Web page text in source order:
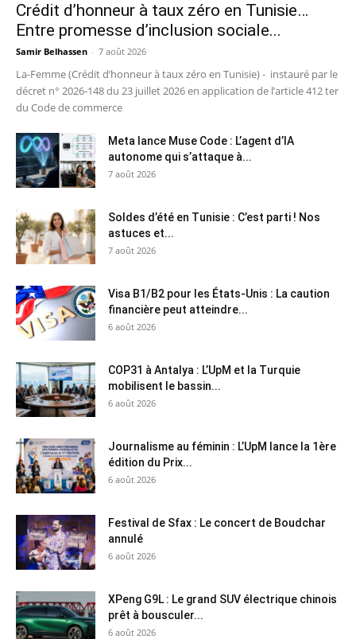
Crédit d’honneur à taux zéro en Tunisie…
Entre promesse d’inclusion sociale...
Samir Belhassen - 7 août 2026
La-Femme (Crédit d’honneur à taux zéro en Tunisie) - instauré par le
décret n° 2026-148 du 23 juillet 2026 en application de l’article 412 ter
du Code de commerce
Meta lance Muse Code : L’agent d’IA
autonome qui s’attaque à...
7 août 2026
Soldes d’été en Tunisie : C’est parti ! Nos
astuces et...
7 août 2026
Visa B1/B2 pour les États-Unis : La caution
financière peut atteindre...
6 août 2026
COP31 à Antalya : L’UpM et la Turquie
mobilisent le bassin...
6 août 2026
Journalisme au féminin : L’UpM lance la 1ère
édition du Prix...
6 août 2026
Festival de Sfax : Le concert de Boudchar
annulé
6 août 2026
XPeng G9L : Le grand SUV électrique chinois
prêt à bousculer...
6 août 2026